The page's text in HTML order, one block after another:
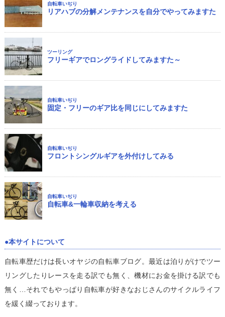
自転車いぢり
リアハブの分解メンテナンスを自分でやってみますた
ツーリング
フリーギアでロングライドしてみますた～
自転車いぢり
固定・フリーのギア比を同じにしてみますた
自転車いぢり
フロントシングルギアを外付けしてみる
自転車いぢり
自転車&一輪車収納を考える
本サイトについて
自転車歴だけは長いオヤジの自転車ブログ。最近は泊りがけでツー
リングしたりレースを走る訳でも無く、機材にお金を掛ける訳でも
無く…それでもやっぱり自転車が好きなおじさんのサイクルライフ
を緩く綴っております。